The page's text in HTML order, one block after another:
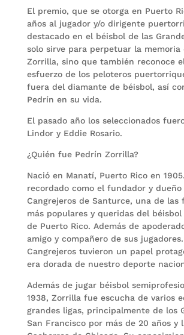
El premio, que se otorga en Puerto
años al jugador y/o dirigente
destacado en el béisbol de las
solo sirve para perpetuar la memoria
Zorrilla, sino que también reconoce
esfuerzo de los peloteros
fuera del diamante de béisbol, así
Pedrín en su vida.
El pasado año los seleccionados
Lindor y Eddie Rosario.
¿Quién fue Pedrín Zorrilla?
Nació en Manatí, Puerto Rico en
recordado como el fundador y dueño
Cangrejeros de Santurce, una de las
más populares y queridas del
de Puerto Rico. Además de
amigo y compañero de sus
Cangrejeros tuvieron un papel
era dorada de nuestro deporte
Además de jugar béisbol
1938, Zorrilla fue escucha de varios
grandes ligas, principalmente de los
San Francisco por más de 20 años y